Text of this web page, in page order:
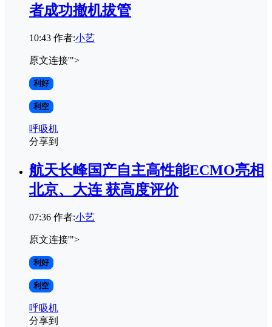
者成功撤机拔管
10:43 作者:小艺
原文连接'">
利好
利空
呼吸机
分享到
航天长峰国产自主高性能ECMO亮相
北京、大连 获高度评价
07:36 作者:小艺
原文连接'">
利好
利空
呼吸机
分享到